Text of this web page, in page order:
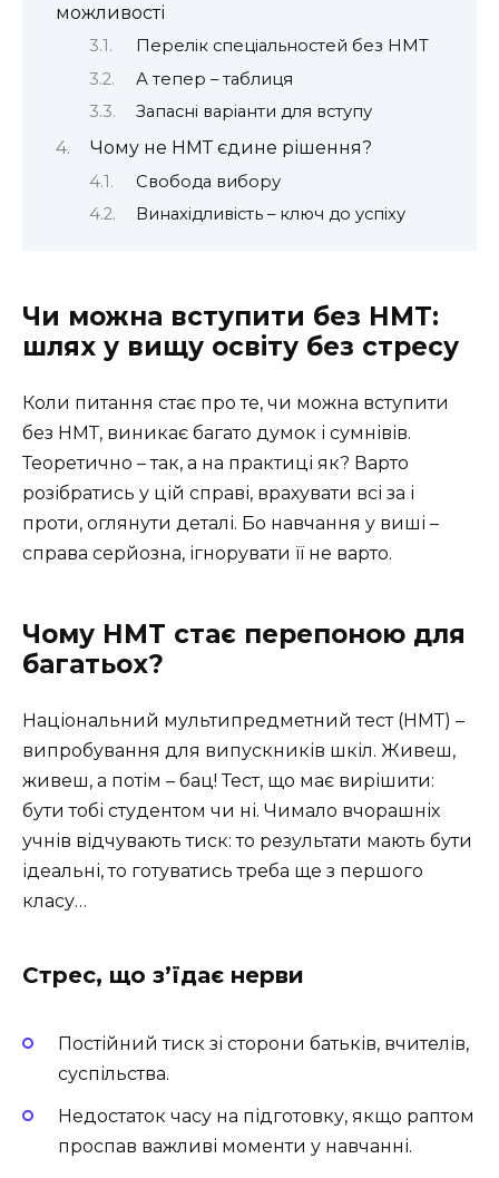
можливості
Перелік спеціальностей без НМТ
А тепер – таблиця
Запасні варіанти для вступу
Чому не НМТ єдине рішення?
Свобода вибору
Винахідливість – ключ до успіху
Чи можна вступити без НМТ:
шлях у вищу освіту без стресу
Коли питання стає про те, чи можна вступити
без НМТ, виникає багато думок і сумнівів.
Теоретично – так, а на практиці як? Варто
розібратись у цій справі, врахувати всі за і
проти, оглянути деталі. Бо навчання у виші –
справа серйозна, ігнорувати її не варто.
Чому НМТ стає перепоною для
багатьох?
Національний мультипредметний тест (НМТ) –
випробування для випускників шкіл. Живеш,
живеш, а потім – бац! Тест, що має вирішити:
бути тобі студентом чи ні. Чимало вчорашніх
учнів відчувають тиск: то результати мають бути
ідеальні, то готуватись треба ще з першого
класу…
Стрес, що з’їдає нерви
Постійний тиск зі сторони батьків, вчителів,
суспільства.
Недостаток часу на підготовку, якщо раптом
проспав важливі моменти у навчанні.